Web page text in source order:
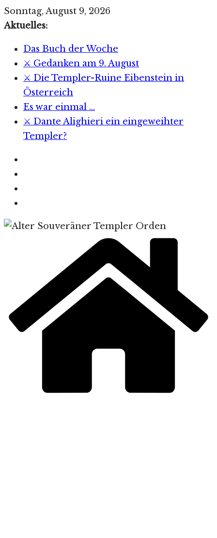
Zum
Inhalt
Sonntag, August 9, 2026
Aktuelles:
Das Buch der Woche
⚔️ Gedanken am 9. August
⚔️ Die Templer-Ruine Eibenstein in
Österreich
Es war einmal …
⚔️ Dante Alighieri ein eingeweihter
Templer?